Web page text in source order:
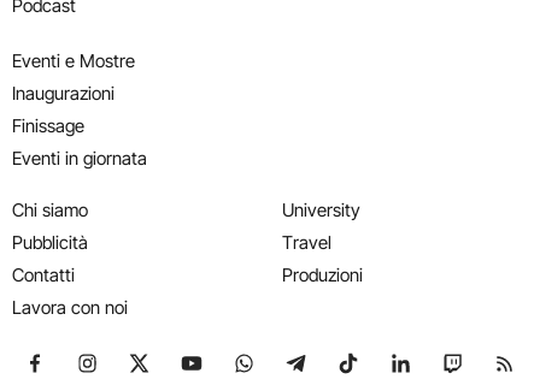
Podcast
Eventi e Mostre
Inaugurazioni
Finissage
Eventi in giornata
Chi siamo
Pubblicità
Contatti
Lavora con noi
University
Travel
Produzioni
Seguici su Facebook
Seguici su Instagram
Seguici su X
Seguici su YouTube
Seguici su WhatsApp
Seguici su Telegram
Seguici su TikTok
Seguici su
Seguici